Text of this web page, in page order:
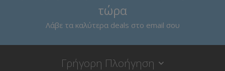
τώρα
Λάβε τα καλύτερα deals στο email σου
Γρήγορη Πλοήγηση